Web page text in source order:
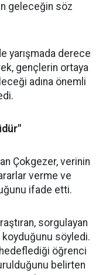
geleceğin söz
yarışmada derece
gençlerin ortaya
adına önemli
Çokgezer, verinin
verme ve
ifade etti.
sorgulayan
söyledi.
öğrenci
belirten